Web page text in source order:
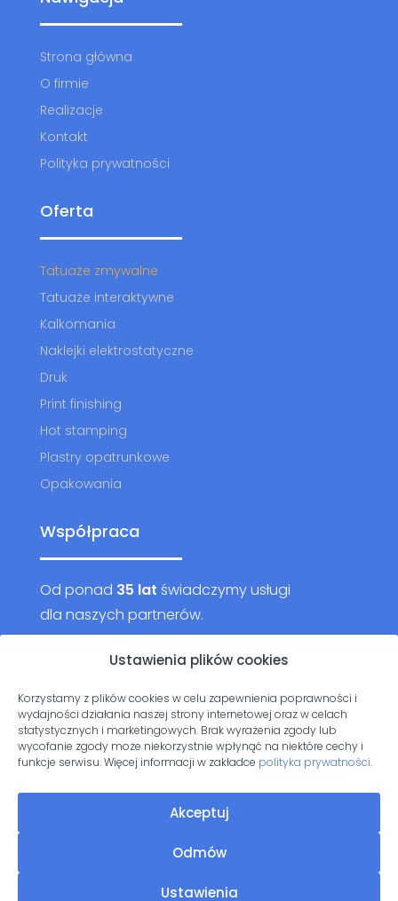
Ustawienia plików cookies
Korzystamy z plików cookies w celu zapewnienia poprawności i
wydajności działania naszej strony internetowej oraz w celach
statystycznych i marketingowych. Brak wyrażenia zgody lub
wycofanie zgody może niekorzystnie wpłynąć na niektóre cechy i
funkcje serwisu. Więcej informacji w zakładce polityka prywatności.
Akceptuj
Odmów
Ustawienia
Strona główna
O firmie
Realizacje
Kontakt
Polityka prywatności
Oferta
Tatuaże zmywalne
Tatuaże interaktywne
Kalkomania
Naklejki elektrostatyczne
Druk
Print finishing
Hot stamping
Plastry opatrunkowe
Opakowania
Współpraca
Od ponad 35 lat świadczymy usługi
dla naszych partnerów.
Chcesz do nich dołączyć?
Wyślij zapytanie
www.nomar.com.pl © 2023 wszelkie prawa zastrzeżone
realizacja i marketing:scribnet.pl